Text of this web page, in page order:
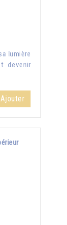
lumière
devenir
Ajouter